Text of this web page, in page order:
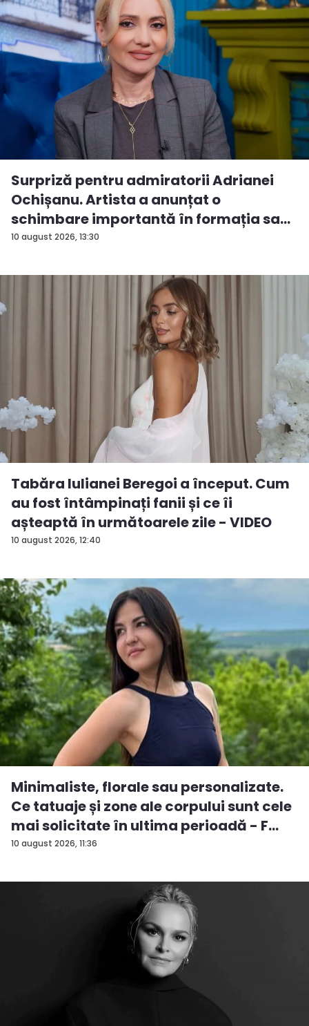
10 august 2026, 13:30
Surpriză pentru admiratorii Adrianei
Ochișanu. Artista a anunțat o
schimbare importantă în formația sa...
10 august 2026, 12:40
Tabăra Iulianei Beregoi a început. Cum
au fost întâmpinați fanii și ce îi
așteaptă în următoarele zile - VIDEO
10 august 2026, 11:36
Minimaliste, florale sau personalizate.
Ce tatuaje și zone ale corpului sunt cele
mai solicitate în ultima perioadă - F...